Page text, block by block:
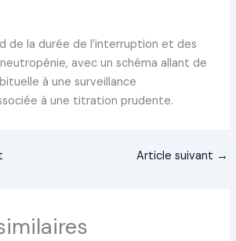
de la durée de l’interruption et des
avec un schéma allant de
à une surveillance
à une titration prudente.
Article suivant →